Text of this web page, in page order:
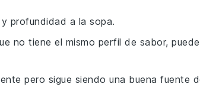
profundidad a la sopa.
no tiene el mismo perfil de sabor, puede
pero sigue siendo una buena fuente